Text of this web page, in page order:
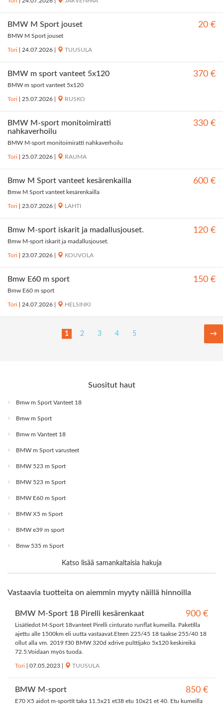
BMW M Sport jouset 20 €
BMW M Sport jouset
Tori 24.07.2026 TUUSULA
BMW m sport vanteet 5x120 370 €
BMW m sport vanteet 5x120
Tori 25.07.2026 RUSKO
BMW M-sport monitoimiratti
nahkaverhoilu
330 €
BMW M-sport monitoimiratti nahkaverhoilu
Tori 25.07.2026 RAUMA
Bmw M Sport vanteet kesärenkailla 600 €
Bmw M Sport vanteet kesärenkailla
Tori 23.07.2026 LAHTI
Bmw M-sport iskarit ja madallusjouset. 120 €
Bmw M-sport iskarit ja madallusjouset.
Tori 23.07.2026 KOUVOLA
Bmw E60 m sport 150 €
Bmw E60 m sport
Tori 24.07.2026 HELSINKI
1 2 3 4 5 →
Suositut haut
Bmw m Sport Vanteet 18
Bmw m Sport
Bmw m Vanteet 18
BMW m Sport varusteet
BMW 523 m Sport
BMW 523 m Sport
BMW E60 m Sport
BMW X5 m Sport
BMW e39 m sport
Bmw 535 m Sport
Katso lisää samankaltaisia hakuja
Vastaavia tuotteita on aiemmin myyty näillä hinnoilla
BMW M-Sport 18 Pirelli kesärenkaat 900 €
Lisätiedot M-Sport 18vanteet Pirelli cinturato runflat kumeilla. Paketilla
ajettu alle 1500km eli uutta vastaavat.Eteen 225/45 18 taakse 255/40 18
ollut alla vm. 2019 f30 BMW 320d xdrive pulttijako 5x120 keskireikä
72.5.Voidaan myös tuoda.
Tori 07.05.2023 TUUSULA
BMW M-sport 850 €
E70 X5 aidot m-sportit taka 11.5x21 et38 etu 10x21 et 40. Etu kumeilla